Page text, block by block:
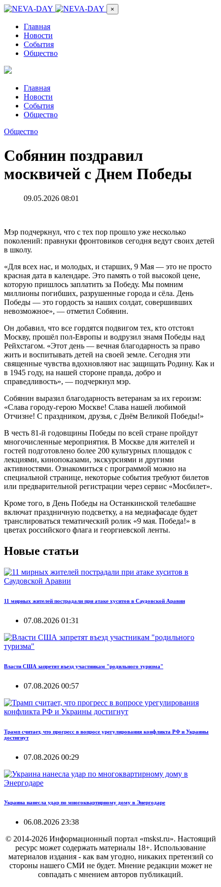
×
Главная
Новости
События
Общество
Главная
Новости
События
Общество
Общество
Собянин поздравил
москвичей с Днем Победы
09.05.2026 08:01
Мэр подчеркнул, что с тех пор прошло уже несколько
поколений: правнуки фронтовиков сегодня ведут своих детей
в школу.
«Для всех нас, и молодых, и старших, 9 Мая — это не просто
красная дата в календаре. Это память о той высокой цене,
которую пришлось заплатить за Победу. Мы помним
миллионы погибших, разрушенные города и сёла. День
Победы — это гордость за наших солдат, совершивших
невозможное», — отметил Собянин.
Он добавил, что все гордятся подвигом тех, кто отстоял
Москву, прошёл пол-Европы и водрузил знамя Победы над
Рейхстагом. «Этот день — вечная благодарность за право
жить и воспитывать детей на своей земле. Сегодня эти
священные чувства вдохновляют нас защищать Родину. Как и
в 1945 году, на нашей стороне правда, добро и
справедливость», — подчеркнул мэр.
Собянин выразил благодарность ветеранам за их героизм:
«Слава городу-герою Москве! Слава нашей любимой
Отчизне! С праздником, друзья, с Днём Великой Победы!»
В честь 81-й годовщины Победы по всей стране пройдут
многочисленные мероприятия. В Москве для жителей и
гостей подготовлено более 200 культурных площадок с
лекциями, кинопоказами, экскурсиями и другими
активностями. Ознакомиться с программой можно на
специальной странице, некоторые события требуют билетов
или предварительной регистрации через сервис «Мосбилет».
Кроме того, в День Победы на Останкинской телебашне
включат праздничную подсветку, а на медиафасаде будет
транслироваться тематический ролик «9 мая. Победа!» в
цветах российского флага и георгиевской ленты.
Новые статьи
11 мирных жителей пострадали при атаке хуситов в Саудовской Аравии
07.08.2026 01:31
Власти США запретят въезд участникам "родильного туризма"
07.08.2026 00:57
Трамп считает, что прогресс в вопросе урегулирования конфликта РФ и Украины
достигнут
07.08.2026 00:29
Украина нанесла удар по многоквартирному дому в Энергодаре
06.08.2026 23:38
© 2014-2026 Информационный портал «mskst.ru». Настоящий
ресурс может содержать материалы 18+. Использование
материалов издания - как вам угодно, никаких претензий со
стороны нашего СМИ не будет. Мнение редакции может не
совпадать с мнением авторов публикаций.